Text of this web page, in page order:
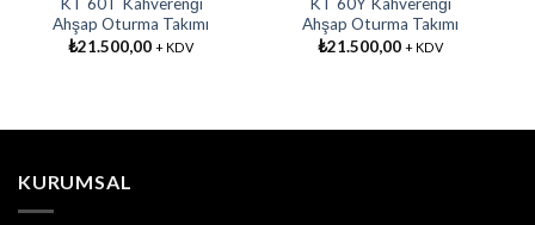
KT 60T Kahverenği
Ahşap Oturma Takımı
₺21.500,00 + KDV
KT 60Y Kahverenği
Ahşap Oturma Takımı
₺21.500,00 + KDV
KURUMSAL